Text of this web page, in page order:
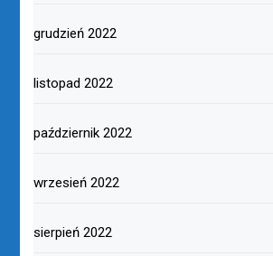
grudzień 2022
listopad 2022
październik 2022
wrzesień 2022
sierpień 2022